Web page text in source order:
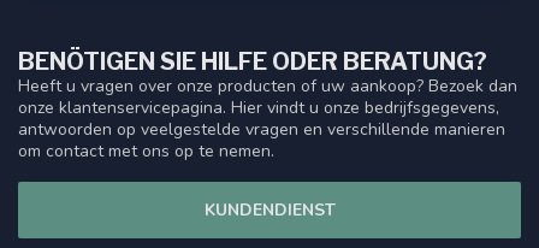
BENÖTIGEN SIE HILFE ODER BERATUNG?
Heeft u vragen over onze producten of uw aankoop? Bezoek dan
onze klantenservicepagina. Hier vindt u onze bedrijfsgegevens,
antwoorden op veelgestelde vragen en verschillende manieren
om contact met ons op te nemen.
KUNDENDIENST